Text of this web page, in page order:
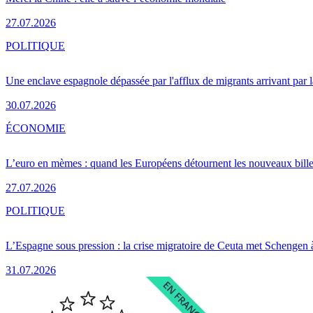
27.07.2026
Une enclave espagnole dépassée par l'afflux de migrants arrivant par
30.07.2026
POLITIQUE
L’euro en mèmes : quand les Européens détournent les nouveaux
27.07.2026
ÉCONOMIE
L’Espagne sous pression : la crise migratoire de Ceuta met Schengen
31.07.2026
POLITIQUE